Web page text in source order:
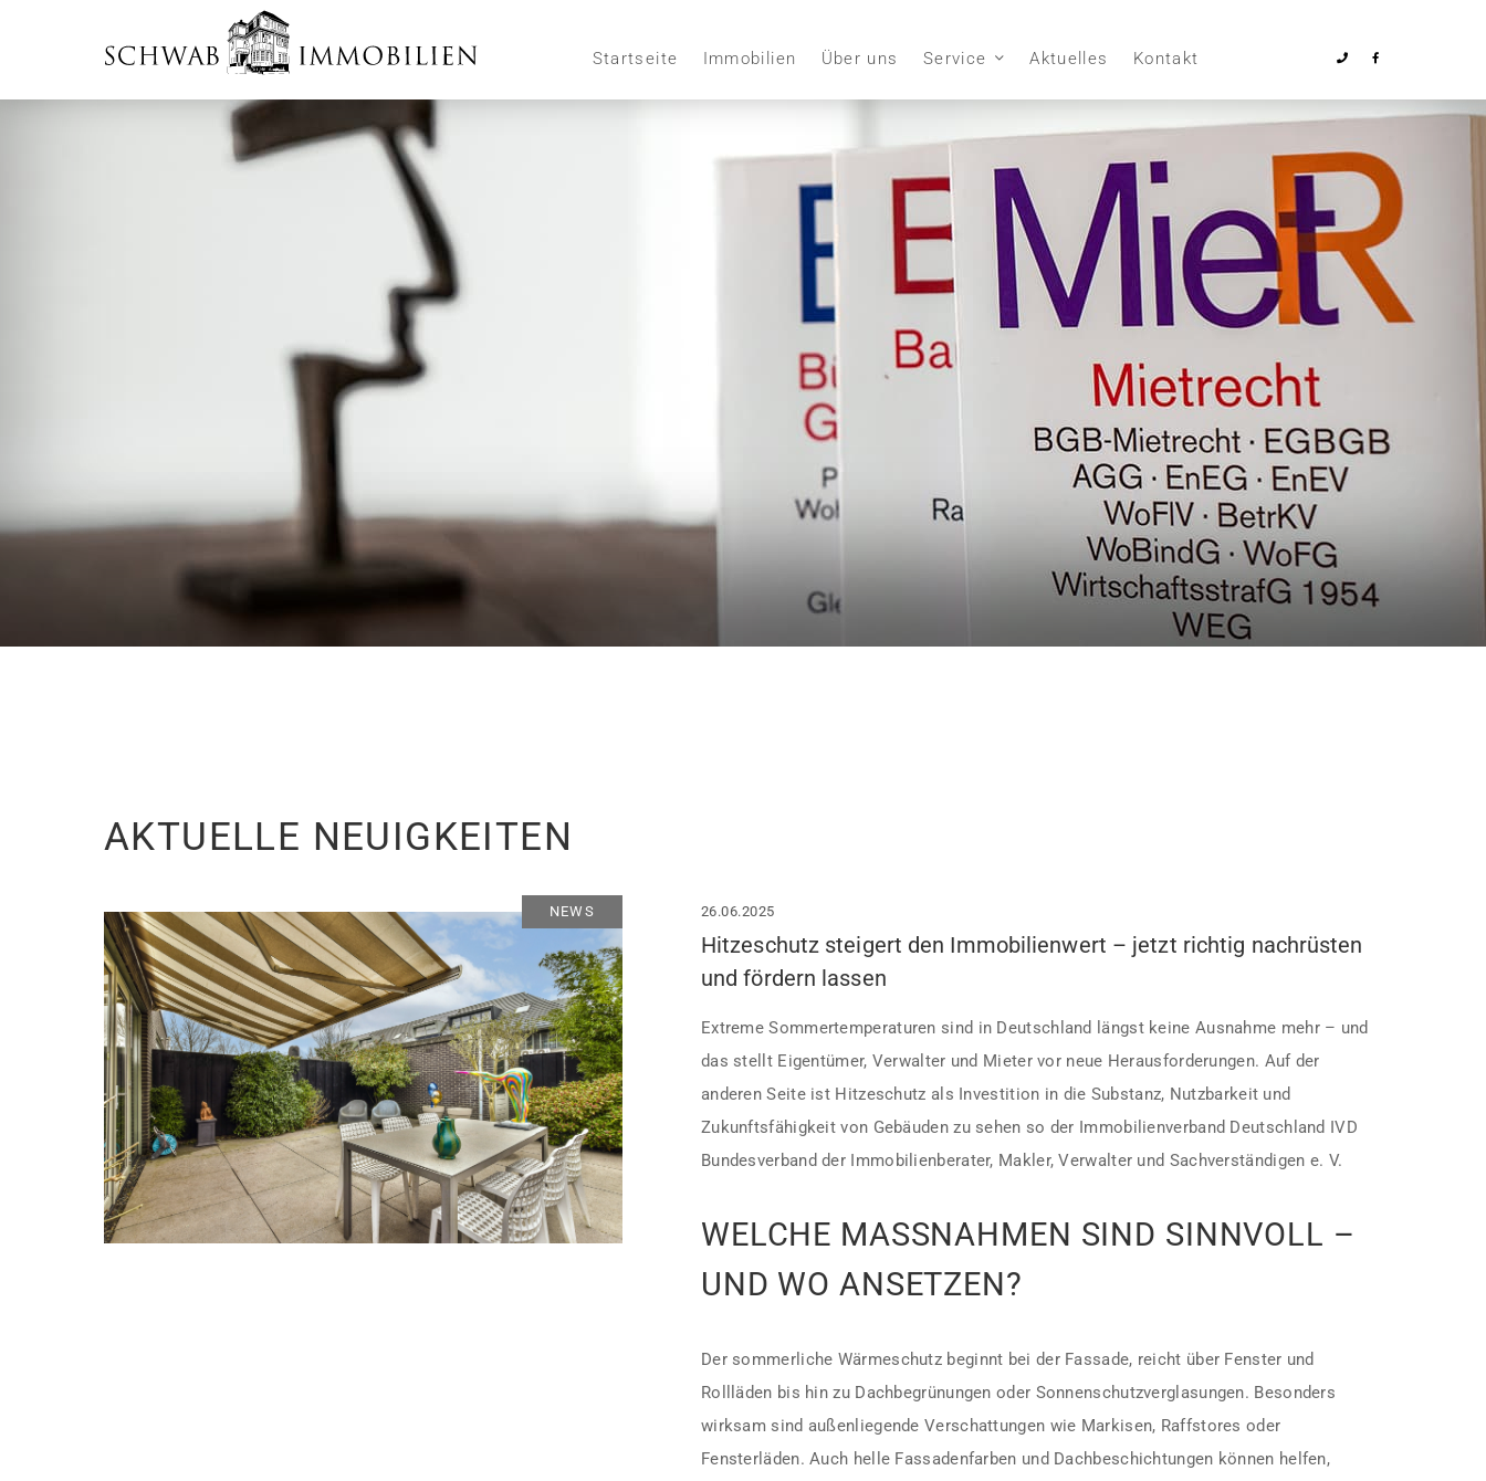
Startseite Immobilien Über uns Service Aktuelles Kontakt
AKTUELLE NEUIGKEITEN
NEWS 26.06.2025
Hitzeschutz steigert den Immobilienwert – jetzt richtig nachrüsten
und fördern lassen
Extreme Sommertemperaturen sind in Deutschland längst keine Ausnahme mehr – und
das stellt Eigentümer, Verwalter und Mieter vor neue Herausforderungen. Auf der
anderen Seite ist Hitzeschutz als Investition in die Substanz, Nutzbarkeit und
Zukunftsfähigkeit von Gebäuden zu sehen so der Immobilienverband Deutschland IVD
Bundesverband der Immobilienberater, Makler, Verwalter und Sachverständigen e. V.
WELCHE MASSNAHMEN SIND SINNVOLL – U
ND WO ANSETZEN?
Der sommerliche Wärmeschutz beginnt bei der Fassade, reicht über Fenster und
Rollläden bis hin zu Dachbegrünungen oder Sonnenschutzverglasungen. Besonders
wirksam sind außenliegende Verschattungen wie Markisen, Raffstores oder
Fensterläden. Auch helle Fassadenfarben und Dachbeschichtungen können helfen,